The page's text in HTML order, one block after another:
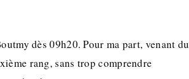
dès 09h20. Pour ma part, venant du
rang, sans trop comprendre